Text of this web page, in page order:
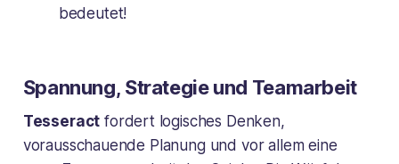
bedeutet!
Spannung, Strategie und Teamarbeit
Tesseract fordert logisches Denken,
vorausschauende Planung und vor allem eine